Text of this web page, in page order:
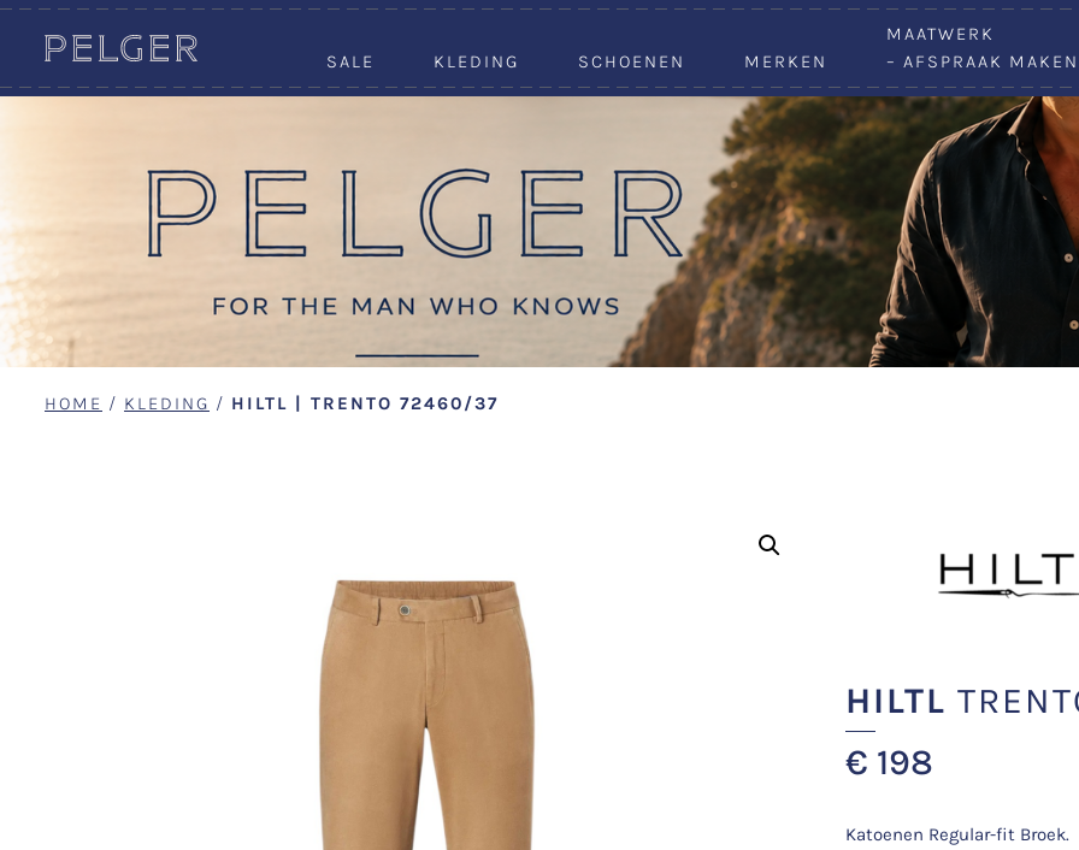
SALE KLEDING SCHOENEN MERKEN
MAATWERK
– AFSPRAAK
HOME / KLEDING / HILTL | TRENTO 72460/37
HILTL
€ 198
Katoenen Regular-fit Broek.